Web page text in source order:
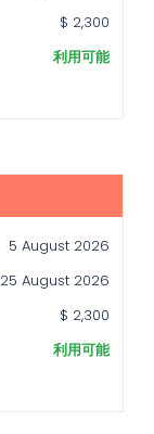
$ 2,300
利用可能
5 August 2026
25 August 2026
$ 2,300
利用可能